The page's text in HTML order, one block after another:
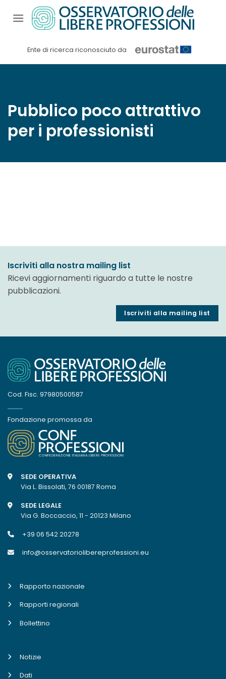
contenuti
Ente di ricerca riconosciuto da
Pubblico poco attrattivo
per i professionisti
Iscriviti alla nostra mailing list
Ricevi aggiornamenti riguardo a tutte le nostre
pubblicazioni.
Iscriviti alla mailing list
Cod. Fisc. 97980500587
Fondazione promossa da
SEDE OPERATIVA
Via L. Bissolati, 76 00187 Roma
SEDE LEGALE
Via G. Boccaccio, 11 - 20123 Milano
+39 06 542 20278
info@osservatoriolibereprofessioni.eu
Rapporto nazionale
Rapporti regionali
Bollettino
Notizie
Dati